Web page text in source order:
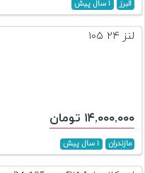
البرز ۱ سال پیش
لنز ۲۴ ۱۰۵
۱۴,۰۰۰,۰۰۰ تومان
مازندران ۱ سال پیش